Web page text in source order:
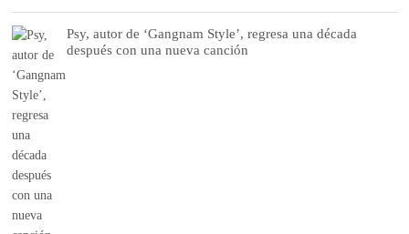
Psy, autor de ‘Gangnam Style’, regresa una década
después con una nueva canción